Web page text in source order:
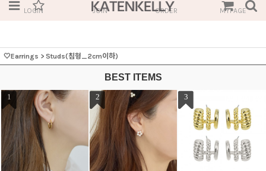
LOGIN JOIN ORDER MYPAGE
🤍Earrings > Studs(침형_2cm이하)
BEST ITEMS
1 2 3